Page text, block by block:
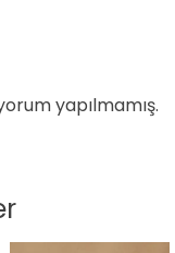
yapılmamış.